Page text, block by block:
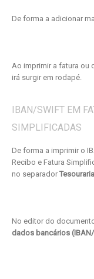
De forma a adicionar
Ao imprimir a fatura ou
irá surgir em rodapé.
IBAN/SWIFT EM
SIMPLIFICADAS
De forma a imprimir o
Recibo e Fatura
no separador Tesouraria
No editor do
dados bancários